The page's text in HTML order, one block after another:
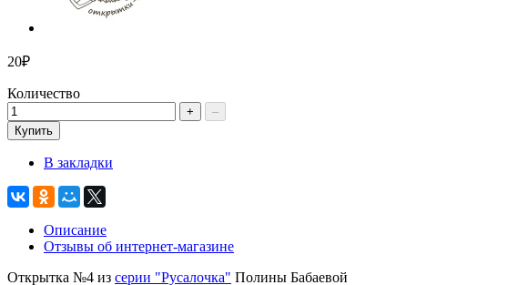
20₽
Количество
+
–
Купить
В закладки
Описание
Отзывы об интернет-магазине
Открытка №4 из серии "Русалочка" Полины Бабаевой